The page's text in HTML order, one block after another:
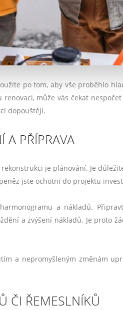
po tom, aby vše proběhlo
může vás čekat
dopouštějí.
A PŘÍPRAVA
je plánování. Je
jste ochotni do projektu
a nákladů.
a zvýšení nákladů. Je proto
a nepromyšleným změnám
ČI ŘEMESLNÍKŮ